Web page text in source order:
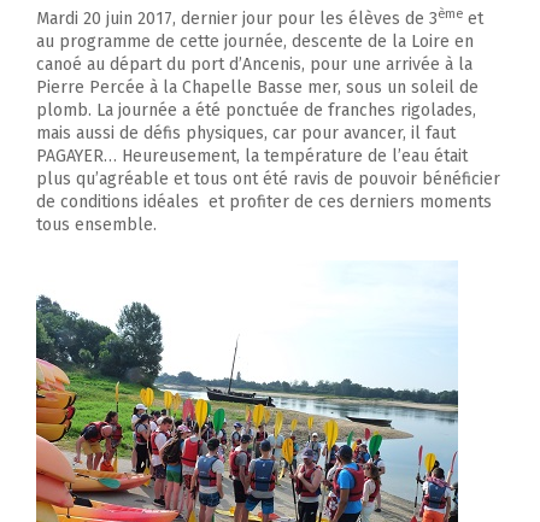
Mardi 20 juin 2017, dernier jour pour les élèves de 3ème et
au programme de cette journée, descente de la Loire en
canoé au départ du port d’Ancenis, pour une arrivée à la
Pierre Percée à la Chapelle Basse mer, sous un soleil de
plomb. La journée a été ponctuée de franches rigolades,
mais aussi de défis physiques, car pour avancer, il faut
PAGAYER… Heureusement, la température de l’eau était
plus qu’agréable et tous ont été ravis de pouvoir bénéficier
de conditions idéales et profiter de ces derniers moments
tous ensemble.